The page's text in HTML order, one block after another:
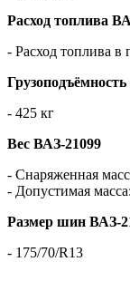
Расход топлива
- Расход топлива в
- 425 кг
Вес ВАЗ-21099
- Снаряженная
- Допустимая
Размер шин ВАЗ-
- 175/70/R13